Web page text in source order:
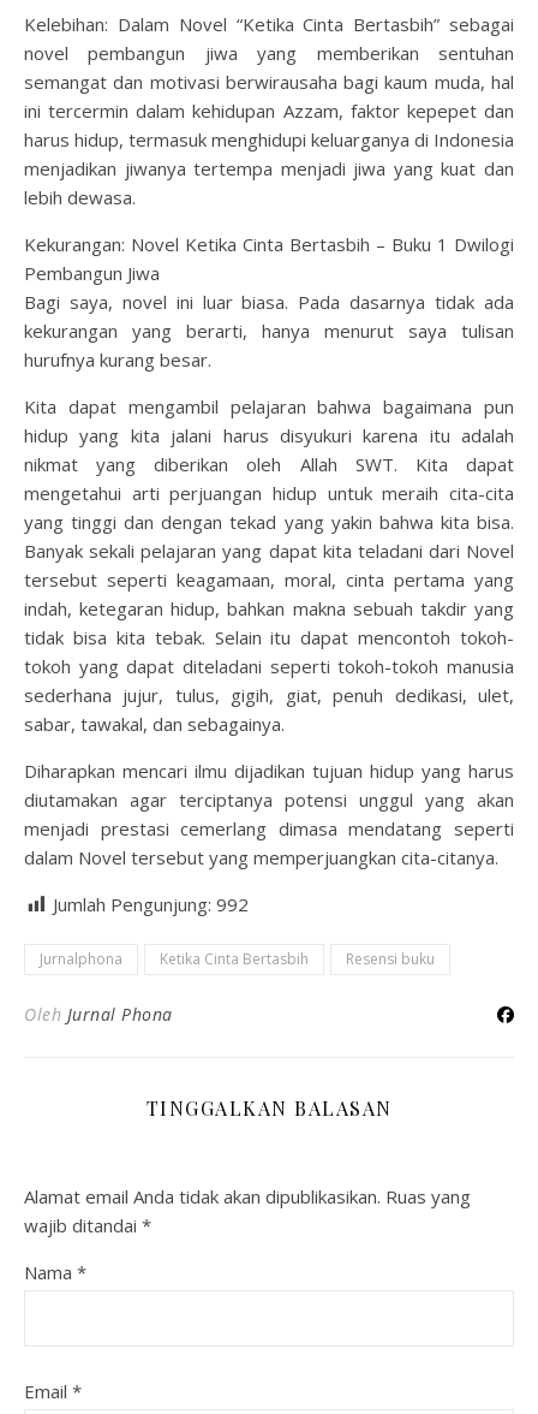
Kelebihan: Dalam Novel “Ketika Cinta Bertasbih” sebagai
novel pembangun jiwa yang memberikan sentuhan
semangat dan motivasi berwirausaha bagi kaum muda, hal
ini tercermin dalam kehidupan Azzam, faktor kepepet dan
harus hidup, termasuk menghidupi keluarganya di Indonesia
menjadikan jiwanya tertempa menjadi jiwa yang kuat dan
lebih dewasa.
Kekurangan: Novel Ketika Cinta Bertasbih – Buku 1 Dwilogi
Pembangun Jiwa
Bagi saya, novel ini luar biasa. Pada dasarnya tidak ada
kekurangan yang berarti, hanya menurut saya tulisan
hurufnya kurang besar.
Kita dapat mengambil pelajaran bahwa bagaimana pun
hidup yang kita jalani harus disyukuri karena itu adalah
nikmat yang diberikan oleh Allah SWT. Kita dapat
mengetahui arti perjuangan hidup untuk meraih cita-cita
yang tinggi dan dengan tekad yang yakin bahwa kita bisa.
Banyak sekali pelajaran yang dapat kita teladani dari Novel
tersebut seperti keagamaan, moral, cinta pertama yang
indah, ketegaran hidup, bahkan makna sebuah takdir yang
tidak bisa kita tebak. Selain itu dapat mencontoh tokoh-
tokoh yang dapat diteladani seperti tokoh-tokoh manusia
sederhana jujur, tulus, gigih, giat, penuh dedikasi, ulet,
sabar, tawakal, dan sebagainya.
Diharapkan mencari ilmu dijadikan tujuan hidup yang harus
diutamakan agar terciptanya potensi unggul yang akan
menjadi prestasi cemerlang dimasa mendatang seperti
dalam Novel tersebut yang memperjuangkan cita-citanya.
Jumlah Pengunjung: 992
Jurnalphona Ketika Cinta Bertasbih Resensi buku
Oleh Jurnal Phona
TINGGALKAN BALASAN
Alamat email Anda tidak akan dipublikasikan. Ruas yang
wajib ditandai *
Nama *
Email *